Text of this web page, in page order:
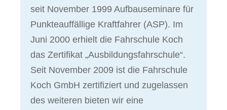
seit November 1999 Aufbauseminare für
Punkteauffällige Kraftfahrer (ASP). Im
Juni 2000 erhielt die Fahrschule Koch
das Zertifikat „Ausbildungsfahrschule“.
Seit November 2009 ist die Fahrschule
Koch GmbH zertifiziert und zugelassen
des weiteren bieten wir eine